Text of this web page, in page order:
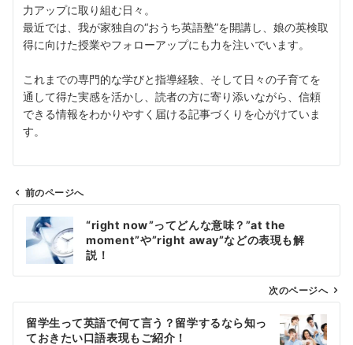
力アップに取り組む日々。
最近では、我が家独自の“おうち英語塾”を開講し、娘の英検取
得に向けた授業やフォローアップにも力を注いでいます。
これまでの専門的な学びと指導経験、そして日々の子育てを
通して得た実感を活かし、読者の方に寄り添いながら、信頼
できる情報をわかりやすく届ける記事づくりを心がけていま
す。
前のページへ
“right now”ってどんな意味？”at the
moment”や”right away”などの表現も解
説！
次のページへ
留学生って英語で何て言う？留学するなら知っ
ておきたい口語表現もご紹介！